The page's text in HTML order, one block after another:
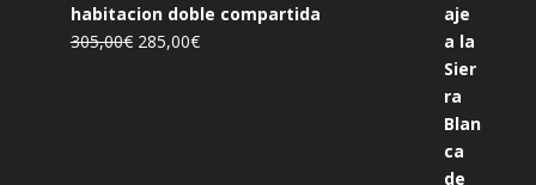
habitacion doble compartida
305,00€ El
285,00€El